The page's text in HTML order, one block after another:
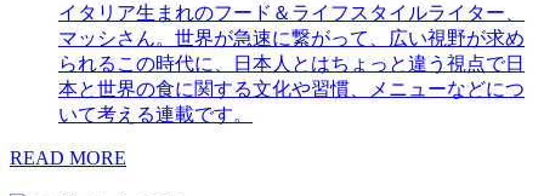
イタリア生まれのフード＆ライフスタイルライター、
マッシさん。世界が急速に繋がって、広い視野が求め
られるこの時代に、日本人とはちょっと違う視点で日
本と世界の食に関する文化や習慣、メニューなどにつ
いて考える連載です。
READ MORE